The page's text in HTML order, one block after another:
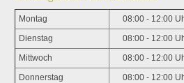
Montag 08:00 - 12:00
Dienstag 08:00 - 12:00
Mittwoch 08:00 - 12:00
Donnerstag 08:00 - 12:00